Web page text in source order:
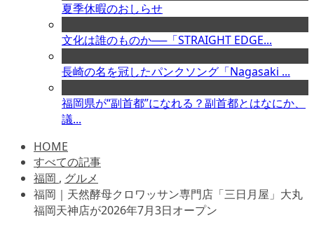
夏季休暇のおしらせ
文化は誰のものか──「STRAIGHT EDGE...
長崎の名を冠したパンクソング「Nagasaki ...
福岡県が“副首都”になれる？副首都とはなにか、
議...
HOME
すべての記事
福岡 , グルメ
福岡｜天然酵母クロワッサン専門店「三日月屋」大丸
福岡天神店が2026年7月3日オープン